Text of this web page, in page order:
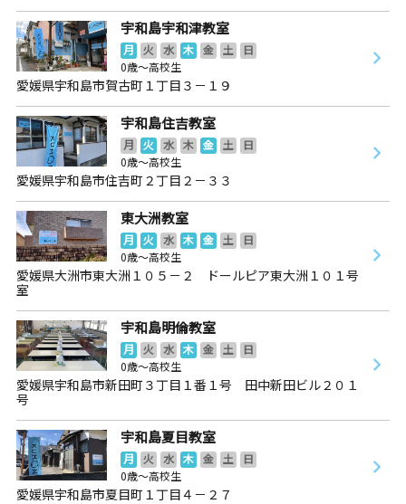
宇和島宇和津教室
月 火 水 木 金 土
日
0歳～高校生
愛媛県宇和島市賀古町１丁目３－１９
宇和島住吉教室
月 火 水 木 金 土
日
0歳～高校生
愛媛県宇和島市住吉町２丁目２－３３
東大洲教室
月 火 水 木 金 土
日
0歳～高校生
愛媛県大洲市東大洲１０５－２ ドールピア東大洲１０１号
室
宇和島明倫教室
月 火 水 木 金 土
日
0歳～高校生
愛媛県宇和島市新田町３丁目１番１号 田中新田ビル２０１
号
宇和島夏目教室
月 火 水 木 金 土
日
0歳～高校生
愛媛県宇和島市夏目町１丁目４－２７